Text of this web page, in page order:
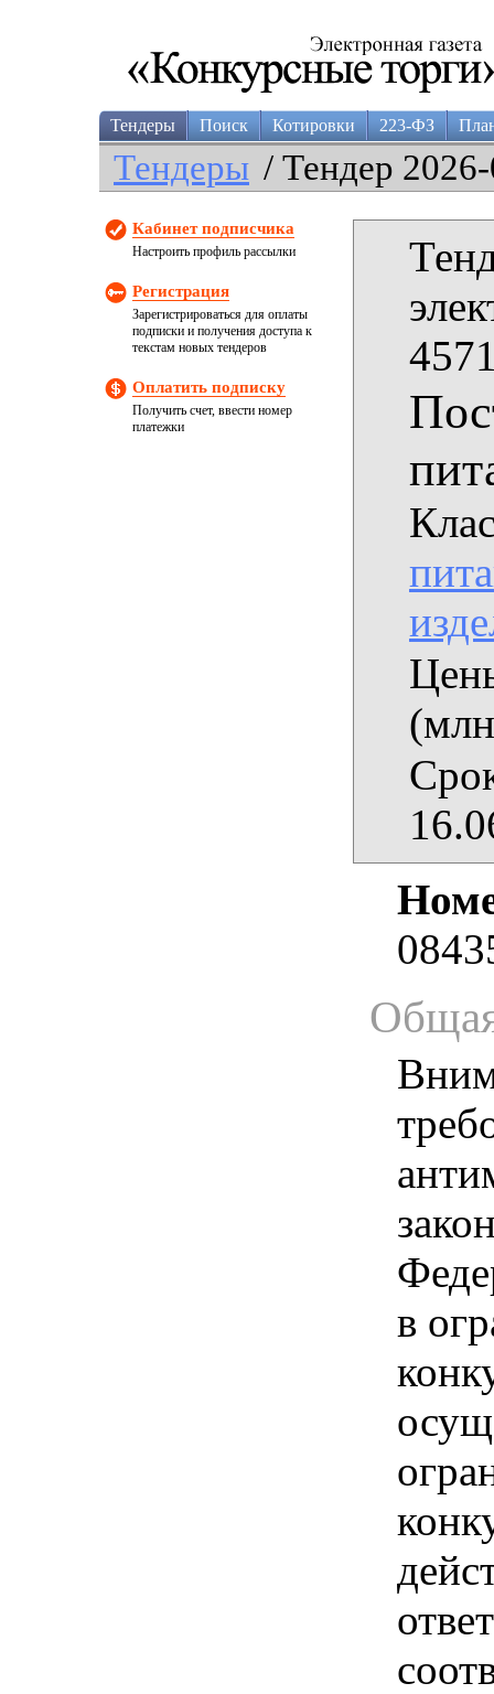
Тендеры Поиск Котировки 223-ФЗ
Тендеры / Тендер
Кабинет подписчика
Настроить профиль рассылки
Регистрация
Зарегистрироваться для оплаты
подписки и получения доступа к
текстам новых тендеров
Оплатить подписку
Получить счет, ввести номер
платежки
в